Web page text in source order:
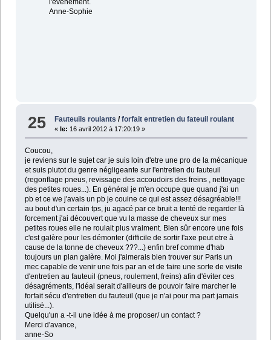
l'évènement.
Anne-Sophie
25 Fauteuils roulants /forfait entretien du fateuil roulant
«le: 16 avril 2012 à 17:20:19 »
Coucou,
je reviens sur le sujet car je suis loin d'etre une pro de la mécanique
et suis plutot du genre négligeante sur l'entretien du fauteuil
(regonflage pneus, revissage des accoudoirs des freins , nettoyage
des petites roues...). En général je m'en occupe que quand j'ai un
pb et ce we j'avais un pb je couine ce qui est assez désagréable!!!
au bout d'un certain tps, ju agacé par ce bruit a tenté de regarder là
forcement j'ai découvert que vu la masse de cheveux sur mes
petites roues elle ne roulait plus vraiment. Bien sûr encore une fois
c'est galère pour les démonter (difficile de sortir l'axe peut etre à
cause de la tonne de cheveux ???...) enfin bref comme d'hab
toujours un plan galère. Moi j'aimerais bien trouver sur Paris un
mec capable de venir une fois par an et de faire une sorte de visite
d'entretien au fauteuil (pneus, roulement, freins) afin d'éviter ces
désagréments, l'idéal serait d'ailleurs de pouvoir faire marcher le
forfait sécu d'entretien du fauteuil (que je n'ai pour ma part jamais
utilisé...).
Quelqu'un a -t-il une idée à me proposer/ un contact ?
Merci d'avance,
anne-So